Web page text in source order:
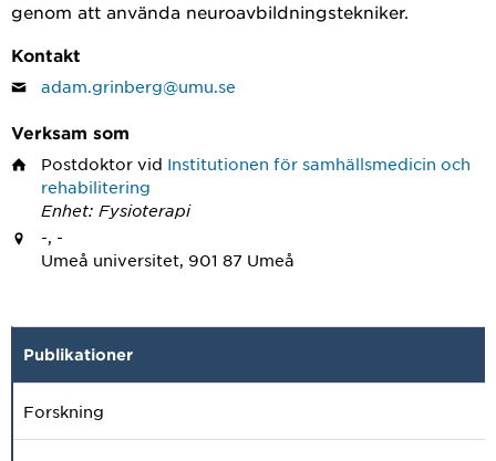
genom att använda neuroavbildningstekniker.
Kontakt
adam.grinberg@umu.se
Verksam som
Postdoktor vid Institutionen för samhällsmedicin och
rehabilitering
Enhet: Fysioterapi
-, -
Umeå universitet, 901 87 Umeå
Publikationer
Forskning